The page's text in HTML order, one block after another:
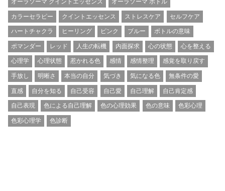
オーラソーマ クイントエッセンス オーラソーマ ボトル
カラーセラピー クイントエッセンス ストレスケア セルフケア
ハートチャクラ ヒーリング ピンク ブルー ボトルの意味
ポマンダー レッド 人生の転機 内面探求 心の状態 心を整える
心理学 心理状態 惹かれる色 感情 感情整理 感覚を取り戻す
手放し 明晰さ 本当の自分 気づき 気になる色 無条件の愛
直感 自分を知る 自己受容 自己愛 自己理解 自己肯定感
自己表現 色による自己理解 色の心理効果 色の意味 色彩心理
色彩心理学 色診断